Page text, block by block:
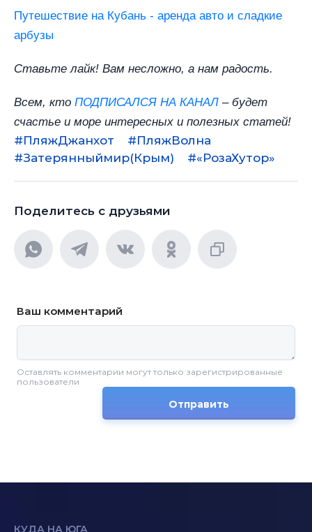
Путешествие на Кубань - аренда авто и сладкие
арбузы
Ставьте лайк! Вам несложно, а нам радость.
Всем, кто ПОДПИСАЛСЯ НА КАНАЛ – будет
счастье и море интересных и полезных статей!
#ПляжДжанхот
#ПляжВолна
#Затерянныймир(Крым)
#«РозаХутор»
Поделитесь с друзьями
Ваш комментарий
Оставлять комментарии могут только зарегистрированные
пользователи
Отправить
КУДА НА ЮГА